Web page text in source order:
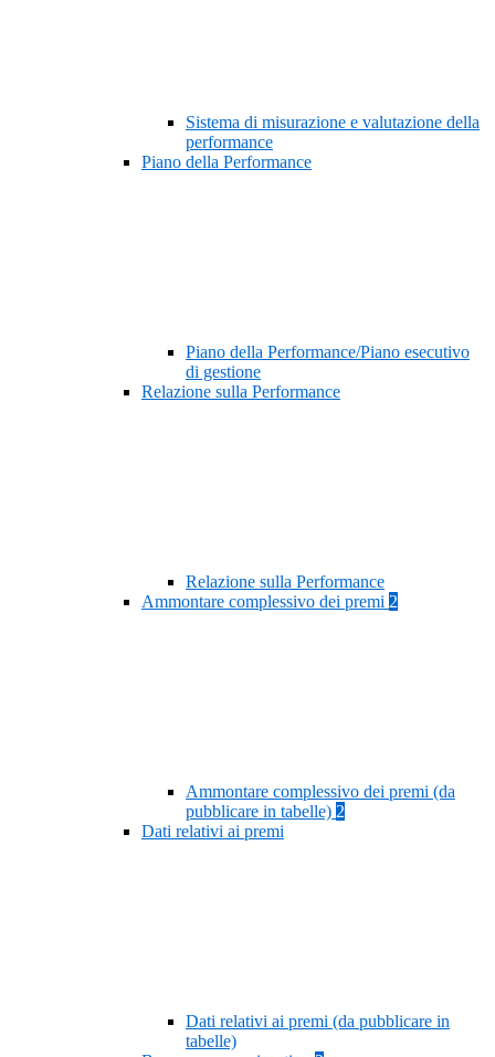
Sistema di misurazione e valutazione della
performance
Piano della Performance
Piano della Performance/Piano esecutivo
di gestione
Relazione sulla Performance
Relazione sulla Performance
Ammontare complessivo dei premi 2
Ammontare complessivo dei premi (da
pubblicare in tabelle) 2
Dati relativi ai premi
Dati relativi ai premi (da pubblicare in
tabelle)